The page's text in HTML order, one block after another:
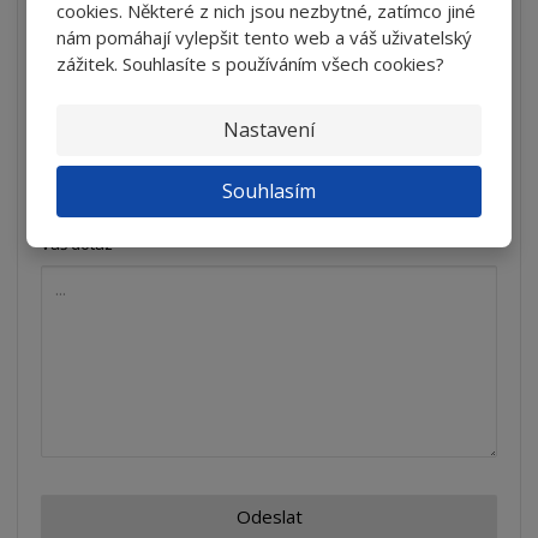
cookies. Některé z nich jsou nezbytné, zatímco jiné
nám pomáhají vylepšit tento web a váš uživatelský
zážitek. Souhlasíte s používáním všech cookies?
Nastavení
Souhlasím
Váš e-mail *
Váš dotaz *
Odeslat